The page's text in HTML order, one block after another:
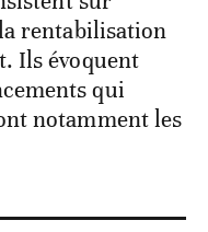
rentabilisation
Ils évoquent
qui
notamment les